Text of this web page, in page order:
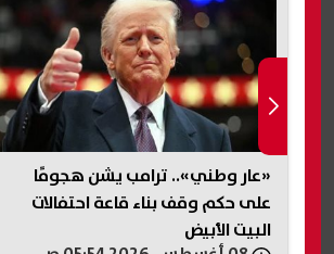
«عار وطني».. ترامب يشن هجومًا
على حكم وقف بناء قاعة احتفالات
البيت الأبيض